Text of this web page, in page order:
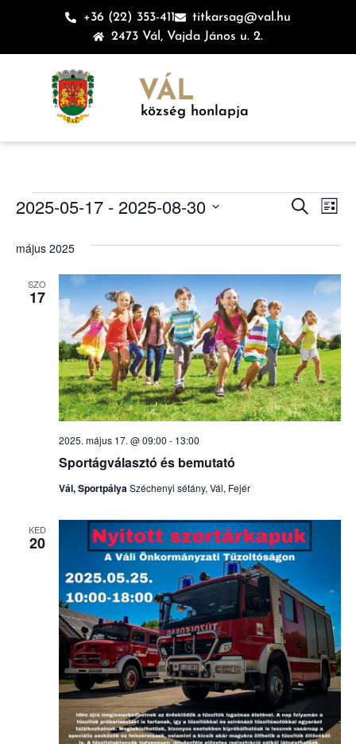
+36 (22) 353-411
titkarsag@val.hu
2473 Vál, Vajda János u. 2.
VÁL
község honlapja
és
nézet
Keresett
Lista
2025-05-17 - 2025-08-30
május 2025
SZO
17
Sportágválasztó és bemutató
2025. május 17. @ 09:00 - 13:00
Vál, SportpályaSzéchenyi sétány, Vál, Fejér
KED
20